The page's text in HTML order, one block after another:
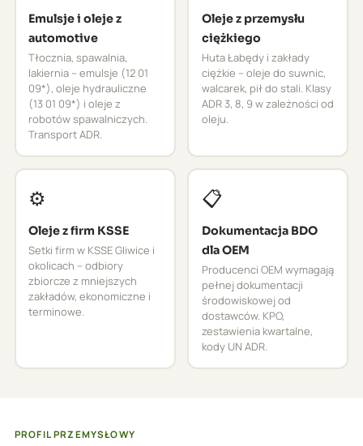
Emulsje i oleje z
automotive
Tłocznia, spawalnia,
lakiernia – emulsje (12 01
09*), oleje hydrauliczne
(13 01 09*) i oleje z
robotów spawalniczych.
Transport ADR.
Oleje z przemysłu
ciężkiego
Huta Łabędy i zakłady
ciężkie – oleje do suwnic,
walcarek, pił do stali. Klasy
ADR 3, 8, 9 w zależności od
oleju.
⚙️
Oleje z firm KSSE
Setki firm w KSSE Gliwice i
okolicach – odbiory
zbiorcze z mniejszych
zakładów, ekonomiczne i
terminowe.
📋
Dokumentacja BDO
dla OEM
Producenci OEM wymagają
pełnej dokumentacji
środowiskowej od
dostawców. KPO,
zestawienia kwartalne,
kody UN ADR.
PROFIL PRZEMYSŁOWY